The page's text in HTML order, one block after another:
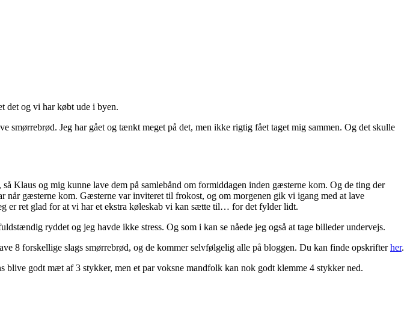
det og vi har købt ude i byen.
smørrebrød. Jeg har gået og tænkt meget på det, men ikke rigtig fået taget mig sammen. Og det skulle
Klaus og mig kunne lave dem på samlebånd om formiddagen inden gæsterne kom. Og de ting der
når gæsterne kom. Gæsterne var inviteret til frokost, og om morgenen gik vi igang med at lave
er ret glad for at vi har et ekstra køleskab vi kan sætte til… for det fylder lidt.
ryddet og jeg havde ikke stress. Og som i kan se nåede jeg også at tage billeder undervejs.
8 forskellige slags smørrebrød, og de kommer selvfølgelig alle på bloggen. Du kan finde opskrifterher.
blive godt mæt af 3 stykker, men et par voksne mandfolk kan nok godt klemme 4 stykker ned.